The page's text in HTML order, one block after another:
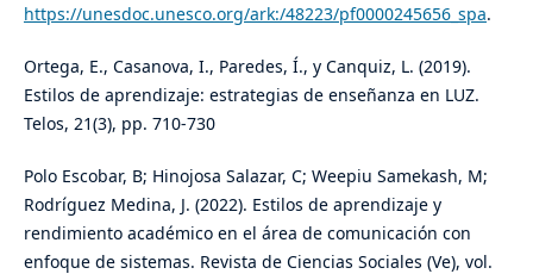
https://unesdoc.unesco.org/ark:/48223/pf0000245656_spa.
Ortega, E., Casanova, I., Paredes, Í., y Canquiz, L. (2019).
Estilos de aprendizaje: estrategias de enseñanza en LUZ.
Telos, 21(3), pp. 710-730
Polo Escobar, B; Hinojosa Salazar, C; Weepiu Samekash, M;
Rodríguez Medina, J. (2022). Estilos de aprendizaje y
rendimiento académico en el área de comunicación con
enfoque de sistemas. Revista de Ciencias Sociales (Ve), vol.